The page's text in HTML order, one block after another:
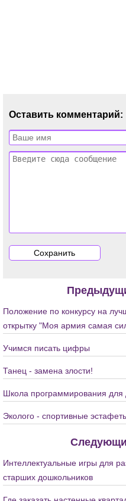
Оставить комментарий:
Положение по конкурсу на
открытку "Моя армия самая
Учимся писать цифры
Танец - замена злости!
Школа программирования для
Эколого - спортивные
Интеллектуальные игры для
старших дошкольников